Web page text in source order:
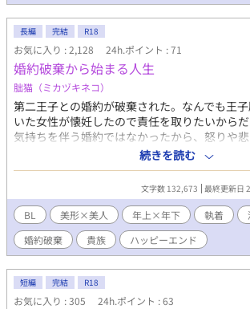
長編 完結 R18
お気に入り : 2,128 24h.ポイント : 71
婚約破棄から始まる人生
朏猫（ミカヅキネコ）
第二王子との婚約が破棄された。なんでも王
いた女性が懐妊したので責任を取りたいから
気持ちを伴う婚約ではなかったから、怒りや
はない。そんなわたしに詫びたいと現れたの
ある王太子殿下だった。※他サイトにも掲載
乏貴族の子息 / BL / R18］
続きを読む
文字数 132,673 最終更新日
BL 美形×美人 年上×年下 執着
婚約破棄
貴族 ハッピーエンド
短編 完結 R18
お気に入り : 305 24h.ポイント : 63